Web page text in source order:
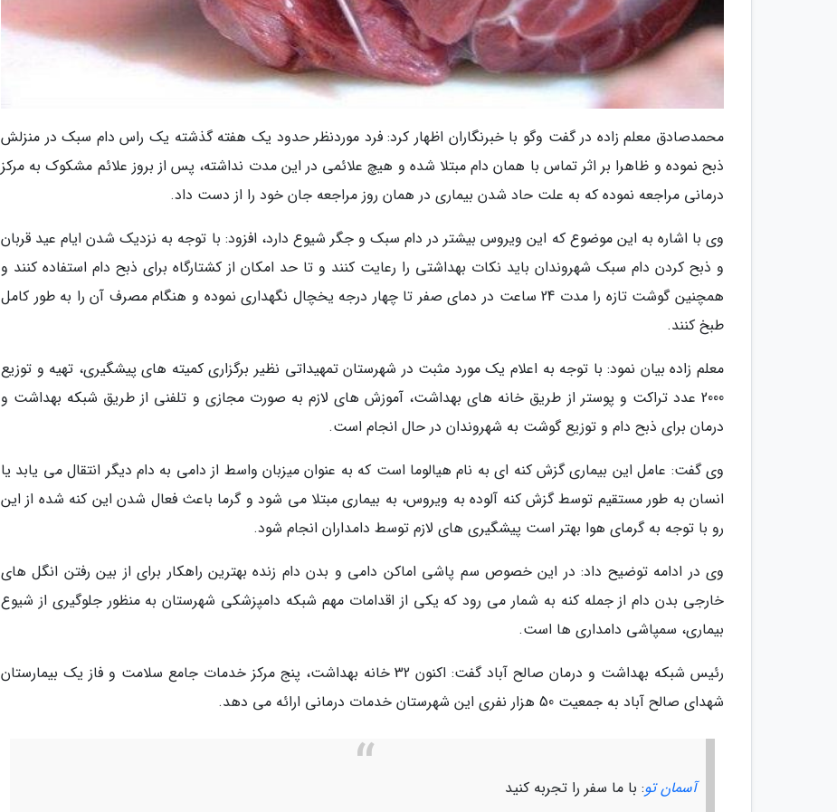
محمدصادق معلم زاده در گفت وگو با خبرنگاران اظهار کرد: فرد موردنظر حدود یک هفته گذشته یک راس دام سبک در منزلش
ذبح نموده و ظاهرا بر اثر تماس با همان دام مبتلا شده و هیچ علائمی در این مدت نداشته، پس از بروز علائم مشکوک به مرکز
درمانی مراجعه نموده که به علت حاد شدن بیماری در همان روز مراجعه جان خود را از دست داد.
وی با اشاره به این موضوع که این ویروس بیشتر در دام سبک و جگر شیوع دارد، افزود: با توجه به نزدیک شدن ایام عید قربان
و ذبح کردن دام سبک شهروندان باید نکات بهداشتی را رعایت کنند و تا حد امکان از کشتارگاه برای ذبح دام استفاده کنند و
همچنین گوشت تازه را مدت 24 ساعت در دمای صفر تا چهار درجه یخچال نگهداری نموده و هنگام مصرف آن را به طور کامل
طبخ کنند.
معلم زاده بیان نمود: با توجه به اعلام یک مورد مثبت در شهرستان تمهیداتی نظیر برگزاری کمیته های پیشگیری، تهیه و توزیع
2000 عدد تراکت و پوستر از طریق خانه های بهداشت، آموزش های لازم به صورت مجازی و تلفنی از طریق شبکه بهداشت و
درمان برای ذبح دام و توزیع گوشت به شهروندان در حال انجام است.
وی گفت: عامل این بیماری گزش کنه ای به نام هیالوما است که به عنوان میزبان واسط از دامی به دام دیگر انتقال می یابد یا
انسان به طور مستقیم توسط گزش کنه آلوده به ویروس، به بیماری مبتلا می شود و گرما باعث فعال شدن این کنه شده از این
رو با توجه به گرمای هوا بهتر است پیشگیری های لازم توسط دامداران انجام شود.
وی در ادامه توضیح داد: در این خصوص سم پاشی اماکن دامی و بدن دام زنده بهترین راهکار برای از بین رفتن انگل های
خارجی بدن دام از جمله کنه به شمار می رود که یکی از اقدامات مهم شبکه دامپزشکی شهرستان به منظور جلوگیری از شیوع
بیماری، سمپاشی دامداری ها است.
رئیس شبکه بهداشت و درمان صالح آباد گفت: اکنون 32 خانه بهداشت، پنج مرکز خدمات جامع سلامت و فاز یک بیمارستان
شهدای صالح آباد به جمعیت 50 هزار نفری این شهرستان خدمات درمانی ارائه می دهد.
آسمان تو: با ما سفر را تجربه کنید